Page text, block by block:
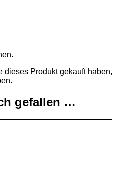
dieses Produkt gekauft haben,
gefallen …